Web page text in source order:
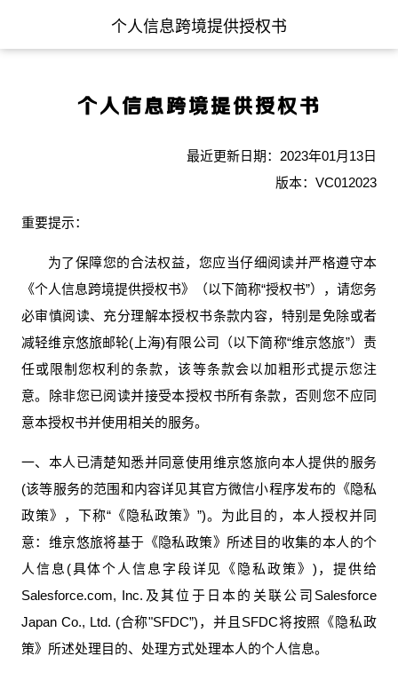
个人信息跨境提供授权书
个人信息跨境提供授权书
最近更新日期：2023年01月13日
版本：VC012023
重要提示：
为了保障您的合法权益，您应当仔细阅读并严格遵守本
《个人信息跨境提供授权书》（以下简称“授权书”），请您务
必审慎阅读、充分理解本授权书条款内容，特别是免除或者
减轻维京悠旅邮轮(上海)有限公司（以下简称“维京悠旅”）责
任或限制您权利的条款，该等条款会以加粗形式提示您注
意。除非您已阅读并接受本授权书所有条款，否则您不应同
意本授权书并使用相关的服务。
一、本人已清楚知悉并同意使用维京悠旅向本人提供的服务
(该等服务的范围和内容详见其官方微信小程序发布的《隐私
政策》，下称“《隐私政策》”)。为此目的，本人授权并同
意：维京悠旅将基于《隐私政策》所述目的收集的本人的个
人信息(具体个人信息字段详见《隐私政策》)，提供给
Salesforce.com, Inc.及其位于日本的关联公司Salesforce
Japan Co., Ltd. (合称"SFDC”)，并且SFDC将按照《隐私政
策》所述处理目的、处理方式处理本人的个人信息。